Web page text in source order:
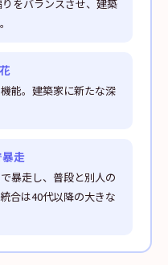
をバランスさせ、建築
能。建築家に新たな深
走
暴走し、普段と別人の
合は40代以降の大きな